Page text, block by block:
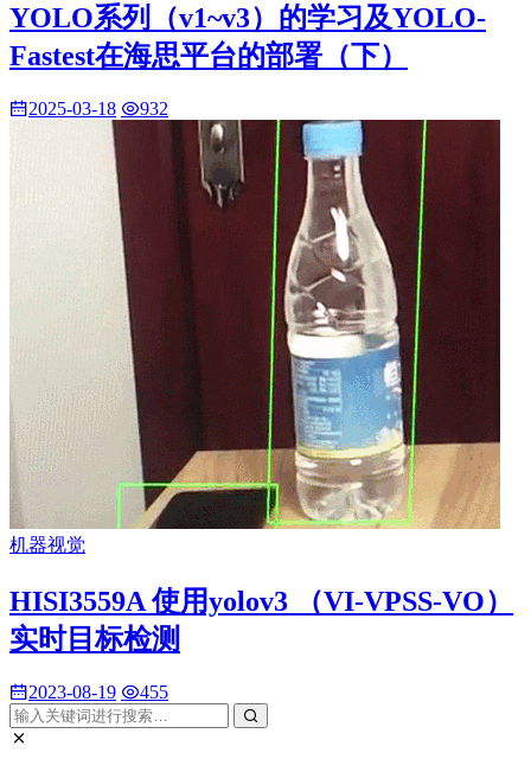
YOLO系列（v1~v3）的学习及YOLO-
Fastest在海思平台的部署（下）
2025-03-18 932
机器视觉
HISI3559A 使用yolov3 （VI-VPSS-VO）
实时目标检测
2023-08-19 455